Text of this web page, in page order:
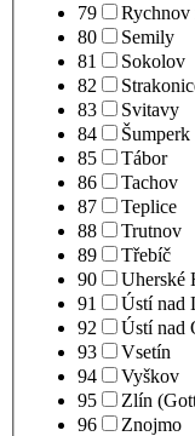
79
Rychnov
80
Semily
81
Sokolov
82
83
Svitavy
84
Šumperk
85
Tábor
86
Tachov
87
Teplice
88
Trutnov
89
Třebíč
90
Uherské
91
Ústí nad
92
Ústí nad
93
Vsetín
94
Vyškov
95
Zlín
96
Znojmo